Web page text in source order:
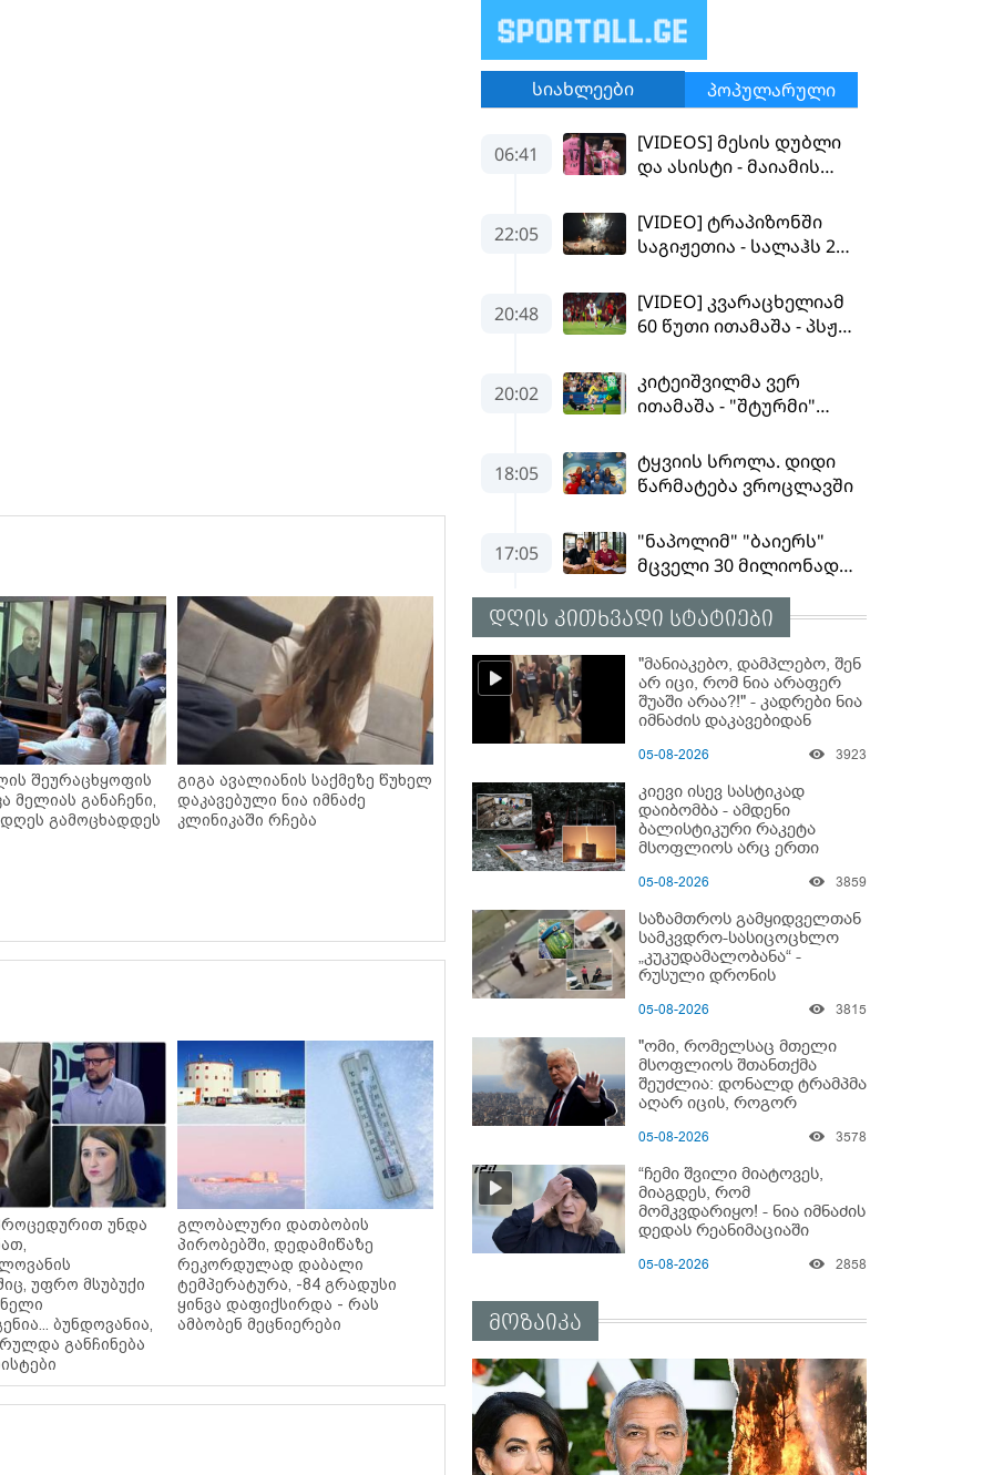
შეურაცხყოფის
მელიას განაჩენი,
გამოცხადდეს
გიგა ავალიანის საქმეზე წუხელ
დაკავებული ნია იმნაძე
კლინიკაში რჩება
უნდა
უფრო მსუბუქი
ბუნდოვანია,
განჩინება
გლობალური დათბობის
პირობებში, დედამიწაზე
რეკორდულად დაბალი
ტემპერატურა, -84 გრადუსი
ყინვა დაფიქსირდა - რას
ამბობენ მეცნიერები
დღის კითხვადი სტატიები
"მანიაკებო, დამპლებო, შენ
არ იცი, რომ ნია არაფერ
შუაში არაა?!" - კადრები ნია
იმნაძის დაკავებიდან
05-08-2026 3923
კიევი ისევ სასტიკად
დაიბომბა - ამდენი
ბალისტიკური რაკეტა
მსოფლიოს არც ერთი
პუტინის ახალი
05-08-2026 3859
საზამთროს გამყიდველთან
სამკვდრო-სასიცოცხლო
„კუკუდამალობანა“ -
რუსული დრონის
ვიდეო
05-08-2026 3815
"ომი, რომელსაც მთელი
მსოფლიოს შთანთქმა
შეუძლია: დონალდ ტრამპმა
აღარ იცის, როგორ
Times
05-08-2026 3578
“ჩემი შვილი მიატოვეს,
მიაგდეს, რომ
მომკვდარიყო! - ნია იმნაძის
დედას რეანიმაციაში
შვილი არ უნახავს” - გიგა
05-08-2026 2858
მოზაიკა